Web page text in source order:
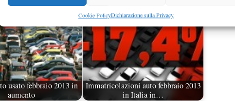
Cookie PolicyDichiarazione sulla Privacy
usato febbraio 2013 in
aumento
Immatricolazioni auto febbraio 2013
in Italia in…